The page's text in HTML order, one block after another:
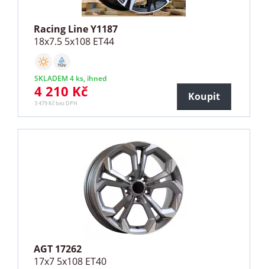
Racing Line Y1187
18x7.5 5x108 ET44
SKLADEM 4 ks, ihned
4 210 Kč
3 479 Kč bez DPH
Koupit
AGT 17262
17x7 5x108 ET40